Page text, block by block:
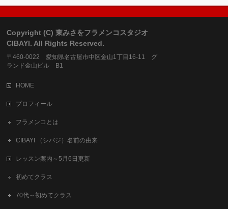
Copyright (C) 東みさをフラメンコスタジオ
CIBAYI. All Rights Reserved.
〒460-0022 愛知県名古屋市中区金山1丁目16-11 グ
ランド金山ビル B1
HOME
プロフィール
フラメンコとは
CIBAYI （シバジ）名前の由来
レッスン案内～5月6日更新
初めてクラス
70代～初めてクラス